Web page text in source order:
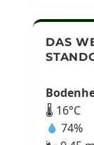
DAS
🌡 16°C
74%